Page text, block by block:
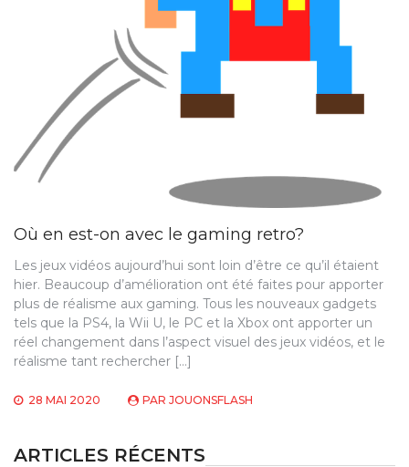
Où en est-on avec le gaming retro?
Les jeux vidéos aujourd’hui sont loin d’être ce qu’il étaient
hier. Beaucoup d’amélioration ont été faites pour apporter
plus de réalisme aux gaming. Tous les nouveaux gadgets
tels que la PS4, la Wii U, le PC et la Xbox ont apporter un
réel changement dans l’aspect visuel des jeux vidéos, et le
réalisme tant rechercher […]
28 MAI 2020 PAR JOUONSFLASH
ARTICLES RÉCENTS